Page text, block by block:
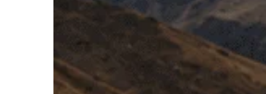
Hit enter to search or ESC to close